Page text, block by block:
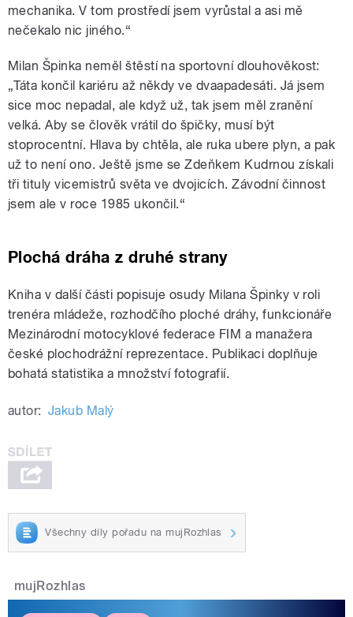
mechanika. V tom prostředí jsem vyrůstal a asi mě
nečekalo nic jiného.“
Milan Špinka neměl štěstí na sportovní dlouhověkost:
„Táta končil kariéru až někdy ve dvaapadesáti. Já jsem
sice moc nepadal, ale když už, tak jsem měl zranění
velká. Aby se člověk vrátil do špičky, musí být
stoprocentní. Hlava by chtěla, ale ruka ubere plyn, a pak
už to není ono. Ještě jsme se Zdeňkem Kudrnou získali
tři tituly vicemistrů světa ve dvojicích. Závodní činnost
jsem ale v roce 1985 ukončil.“
Plochá dráha z druhé strany
Kniha v další části popisuje osudy Milana Špinky v roli
trenéra mládeže, rozhodčího ploché dráhy, funkcionáře
Mezinárodní motocyklové federace FIM a manažera
české plochodrážní reprezentace. Publikaci doplňuje
bohatá statistika a množství fotografií.
autor: Jakub Malý
Všechny díly pořadu na mujRozhlas
mujRozhlas